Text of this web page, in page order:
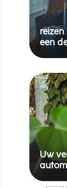
een
Uw